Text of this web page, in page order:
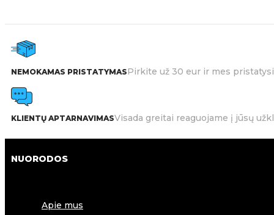
NEMOKAMAS PRISTATYMASPirkite už 30 eur ir mes
KLIENTŲ APTARNAVIMASVisada greitai reaguojame į jūsų
NUORODOS
Apie mus